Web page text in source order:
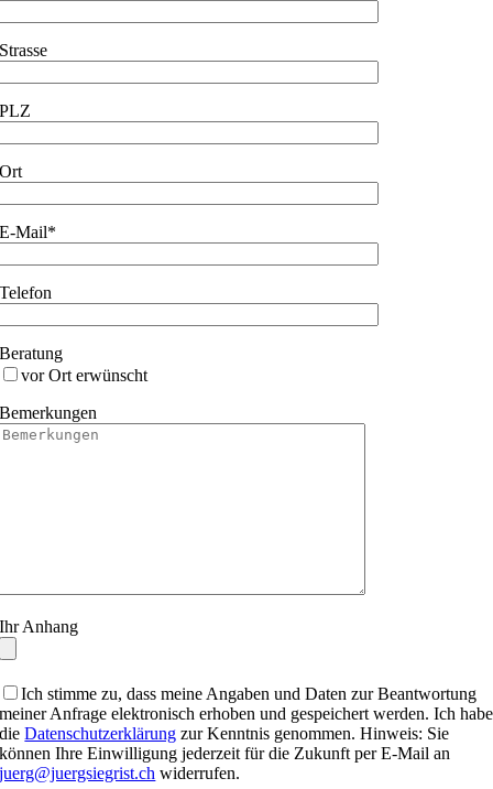
Strasse
PLZ
Ort
E-Mail*
Telefon
Beratung
vor Ort erwünscht
Bemerkungen
Ihr Anhang
Ich stimme zu, dass meine Angaben und Daten zur Beantwortung
meiner Anfrage elektronisch erhoben und gespeichert werden. Ich habe
dieDatenschutzerklärung zur Kenntnis genommen. Hinweis: Sie
können Ihre Einwilligung jederzeit für die Zukunft per E-Mail an
juerg@juergsiegrist.ch widerrufen.